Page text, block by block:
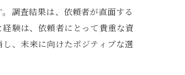
調査結果は、依頼者が直面する
験は、依頼者にとって貴重な資
、未来に向けたポジティブな選